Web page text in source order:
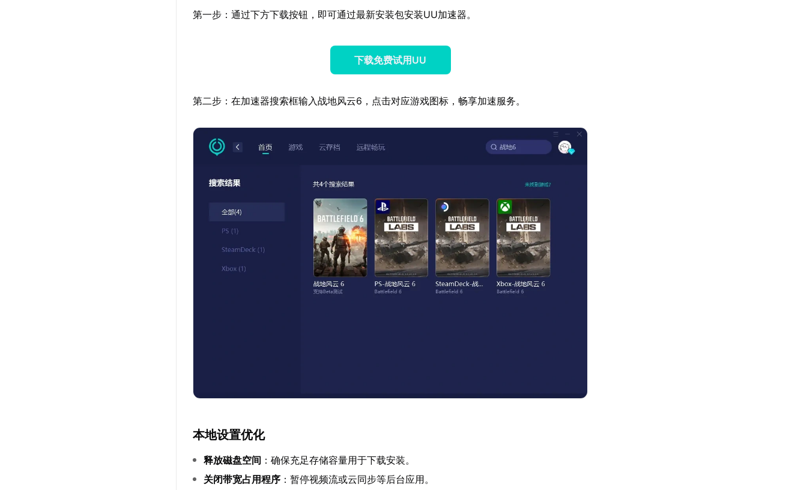
第一步：通过下方下载按钮，即可通过最新安装包安装UU加速器。
下载免费试用UU
第二步：在加速器搜索框输入战地风云6，点击对应游戏图标，畅享加速服务。
本地设置优化
释放磁盘空间 ：确保充足存储容量用于下载安装。
关闭带宽占用程序 ：暂停视频流或云同步等后台应用。